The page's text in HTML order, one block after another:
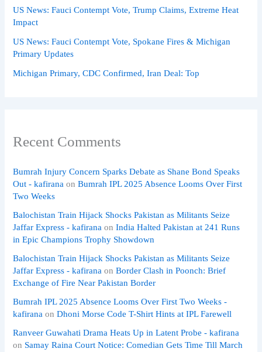
US News: Fauci Contempt Vote, Trump Claims, Extreme Heat
Impact
US News: Fauci Contempt Vote, Spokane Fires & Michigan
Primary Updates
Michigan Primary, CDC Confirmed, Iran Deal: Top
Recent Comments
Bumrah Injury Concern Sparks Debate as Shane Bond Speaks
Out - kafirana onBumrah IPL 2025 Absence Looms Over First
Two Weeks
Balochistan Train Hijack Shocks Pakistan as Militants Seize
Jaffar Express - kafirana onIndia Halted Pakistan at 241 Runs
in Epic Champions Trophy Showdown
Balochistan Train Hijack Shocks Pakistan as Militants Seize
Jaffar Express - kafirana onBorder Clash in Poonch: Brief
Exchange of Fire Near Pakistan Border
Bumrah IPL 2025 Absence Looms Over First Two Weeks -
kafirana onDhoni Morse Code T-Shirt Hints at IPL Farewell
Ranveer Guwahati Drama Heats Up in Latent Probe - kafirana
on Samay Raina Court Notice: Comedian Gets Time Till March